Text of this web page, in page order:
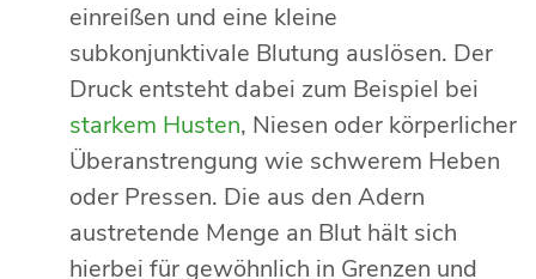
einreißen und eine kleine
subkonjunktivale Blutung auslösen. Der
Druck entsteht dabei zum Beispiel bei
starkem Husten, Niesen oder körperlicher
Überanstrengung wie schwerem Heben
oder Pressen. Die aus den Adern
austretende Menge an Blut hält sich
hierbei für gewöhnlich in Grenzen und